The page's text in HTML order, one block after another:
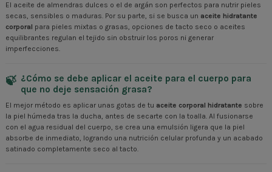
El aceite de almendras dulces o el de argán son perfectos para nutrir pieles
secas, sensibles o maduras. Por su parte, si se busca un aceite hidratante
corporal para pieles mixtas o grasas, opciones de tacto seco o aceites
equilibrantes regulan el tejido sin obstruir los poros ni generar
imperfecciones.
¿Cómo se debe aplicar el aceite para el cuerpo para
que no deje sensación grasa?
El mejor método es aplicar unas gotas de tu aceite corporal hidratante sobre
la piel húmeda tras la ducha, antes de secarte con la toalla. Al fusionarse
con el agua residual del cuerpo, se crea una emulsión ligera que la piel
absorbe de inmediato, logrando una nutrición celular profunda y un acabado
satinado completamente seco al tacto.